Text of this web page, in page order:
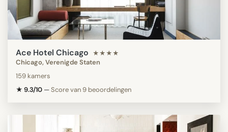
Ace Hotel Chicago ★★★★
Chicago, Verenigde Staten
159 kamers
★ 9.3/10 —Score van 9 beoordelingen